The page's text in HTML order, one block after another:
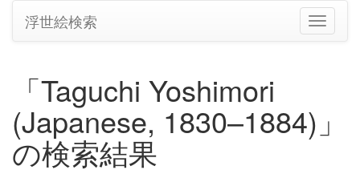
ナ
ビ
の
浮世絵検索
「Taguchi Yoshimori
(Japanese, 1830–1884)」
の検索結果